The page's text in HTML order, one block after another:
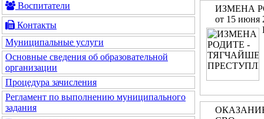
Воспитатели
Контакты
Муниципальные услуги
Основные сведения об образовательной
организации
Процедура зачисления
Регламент по выполнению муниципального
задания
ИЗМЕНА
от 15 июня